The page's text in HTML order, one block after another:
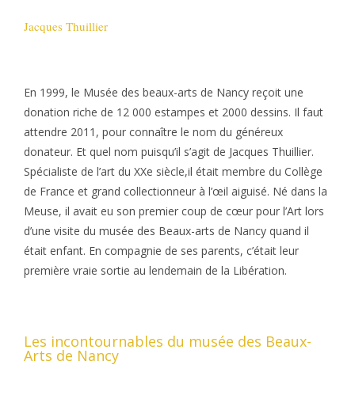
Jacques Thuillier
En 1999, le Musée des beaux-arts de Nancy reçoit une
donation riche de 12 000 estampes et 2000 dessins. Il faut
attendre 2011, pour connaître le nom du généreux
donateur. Et quel nom puisqu’il s’agit de Jacques Thuillier.
Spécialiste de l’art du XXe siècle,il était membre du Collège
de France et grand collectionneur à l’œil aiguisé. Né dans la
Meuse, il avait eu son premier coup de cœur pour l’Art lors
d’une visite du musée des Beaux-arts de Nancy quand il
était enfant. En compagnie de ses parents, c’était leur
première vraie sortie au lendemain de la Libération.
Les incontournables du musée des Beaux-
Arts de Nancy